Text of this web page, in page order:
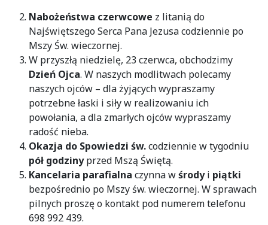
Nabożeństwa czerwcowe z litanią do
Najświętszego Serca Pana Jezusa codziennie po
Mszy Św. wieczornej.
W przyszłą niedzielę, 23 czerwca, obchodzimy
Dzień Ojca. W naszych modlitwach polecamy
naszych ojców – dla żyjących wypraszamy
potrzebne łaski i siły w realizowaniu ich
powołania, a dla zmarłych ojców wypraszamy
radość nieba.
Okazja do Spowiedzi św.codziennie w tygodniu
pół godzinyprzed Mszą Świętą.
Kancelaria parafialna czynna wśrodyi piątki
bezpośrednio po Mszy św. wieczornej. W sprawach
pilnych proszę o kontakt pod numerem telefonu
698 992 439.